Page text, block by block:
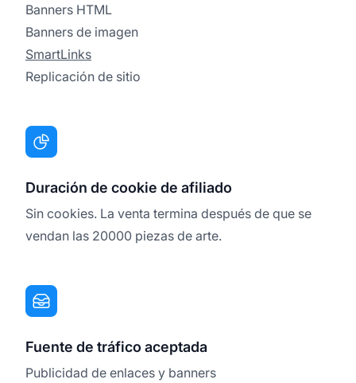
Banners HTML
Banners de imagen
SmartLinks
Replicación de sitio
Duración de cookie de afiliado
Sin cookies. La venta termina después de que se
vendan las 20000 piezas de arte.
Fuente de tráfico aceptada
Publicidad de enlaces y banners